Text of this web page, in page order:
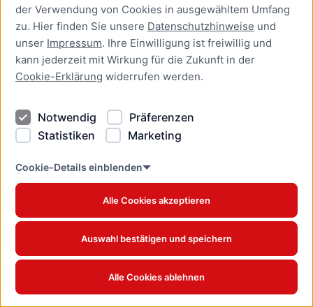
der Verwendung von Cookies in ausgewähltem Umfang
zu. Hier finden Sie unsere Datenschutzhinweise und
unser Impressum. Ihre Einwilligung ist freiwillig und
kann jederzeit mit Wirkung für die Zukunft in der
Cookie-Erklärung widerrufen werden.
Notwendig
Präferenzen
Statistiken
Marketing
Cookie-Details einblenden
Alle Cookies akzeptieren
Auswahl bestätigen und speichern
Alle Cookies ablehnen
Feld-Ahorn
Acer campestre - Baum des Jahres 2015